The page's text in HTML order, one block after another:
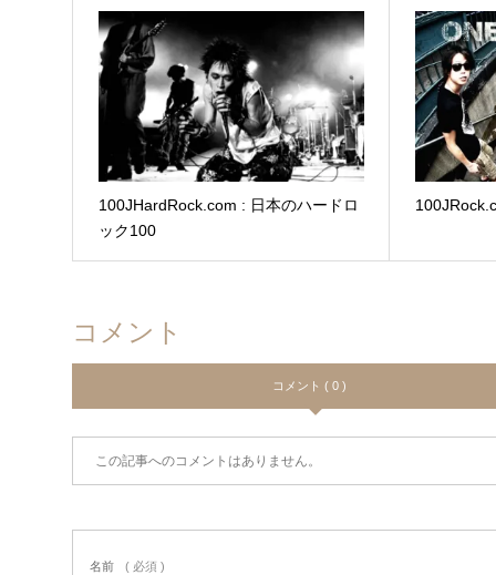
100JHardRock.com : 日本のハードロ
ック100
コメント
コメント ( 0 )
この記事へのコメントはありません。
名前 ( 必須 )